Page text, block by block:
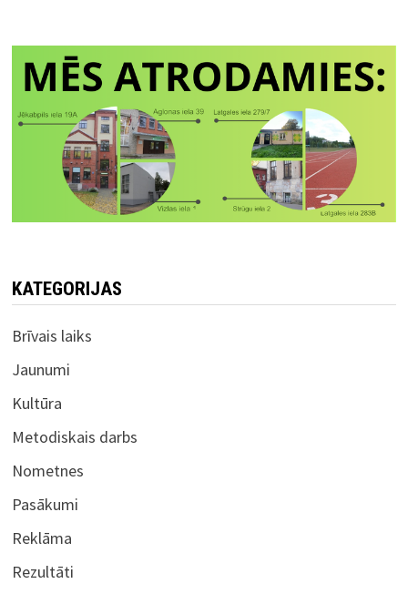
KATEGORIJAS
Brīvais laiks
Jaunumi
Kultūra
Metodiskais darbs
Nometnes
Pasākumi
Reklāma
Rezultāti